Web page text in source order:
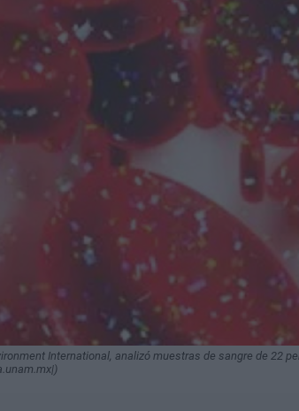
International, analizó muestras de sangre de 22